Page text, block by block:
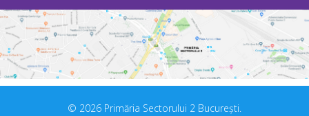
© 2026 Primăria Sectorului 2 București.